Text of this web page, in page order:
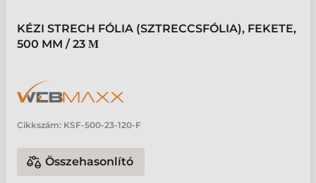
KÉZI STRECH FÓLIA (SZTRECCSFÓLIA), FEKETE,
500 MM / 23 Μ
Cikkszám: KSF-500-23-120-F
Összehasonlító